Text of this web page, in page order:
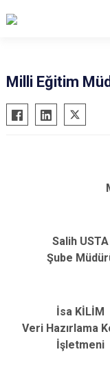
Akkuş
Aybastı
Milli Eğitim
Salih USTA
Şube
İsa KİLİM
Veri Hazırlama
İşletmeni